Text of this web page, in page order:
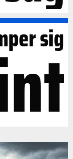
sig